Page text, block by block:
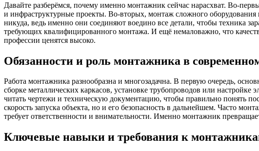
Давайте разберёмся, почему именно монтажник сейчас нарасхват. Во-
и инфраструктурные проекты. Во-вторых, монтаж сложного оборудования
никуда, ведь именно они соединяют воедино все детали, чтобы техника
требующих квалифицированного монтажа. И ещё немаловажно, что
профессии ценятся высоко.
Обязанности и роль монтажника в
Работа монтажника разнообразна и многозадачна. В первую очередь,
сборке металлических каркасов, установке трубопроводов или
читать чертежи и техническую документацию, чтобы правильно понять
скорость запуска объекта, но и его безопасность в дальнейшем. Часто
требует ответственности и внимательности. Именно монтажник
Ключевые навыки и требования к